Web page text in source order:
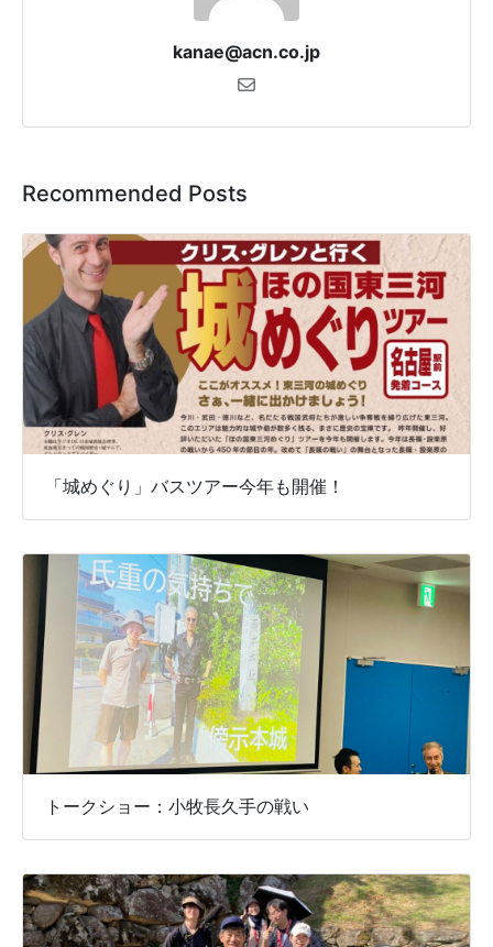
kanae@acn.co.jp
Recommended Posts
「城めぐり」バスツアー今年も開催！
トークショー：小牧長久手の戦い